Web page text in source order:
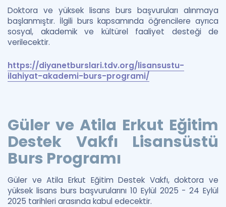
Doktora ve yüksek lisans burs başvuruları alınmaya
başlanmıştır. İlgili burs kapsamında öğrencilere ayrıca
sosyal, akademik ve kültürel faaliyet desteği de
verilecektir.
https://diyanetburslari.tdv.org/lisansustu-
ilahiyat-akademi-burs-programi/
Güler ve Atila Erkut Eğitim
Destek Vakfı Lisansüstü
Burs Programı
Güler ve Atila Erkut Eğitim Destek Vakfı, doktora ve
yüksek lisans burs başvurularını 10 Eylül 2025 - 24 Eylül
2025 tarihleri arasında kabul edecektir.